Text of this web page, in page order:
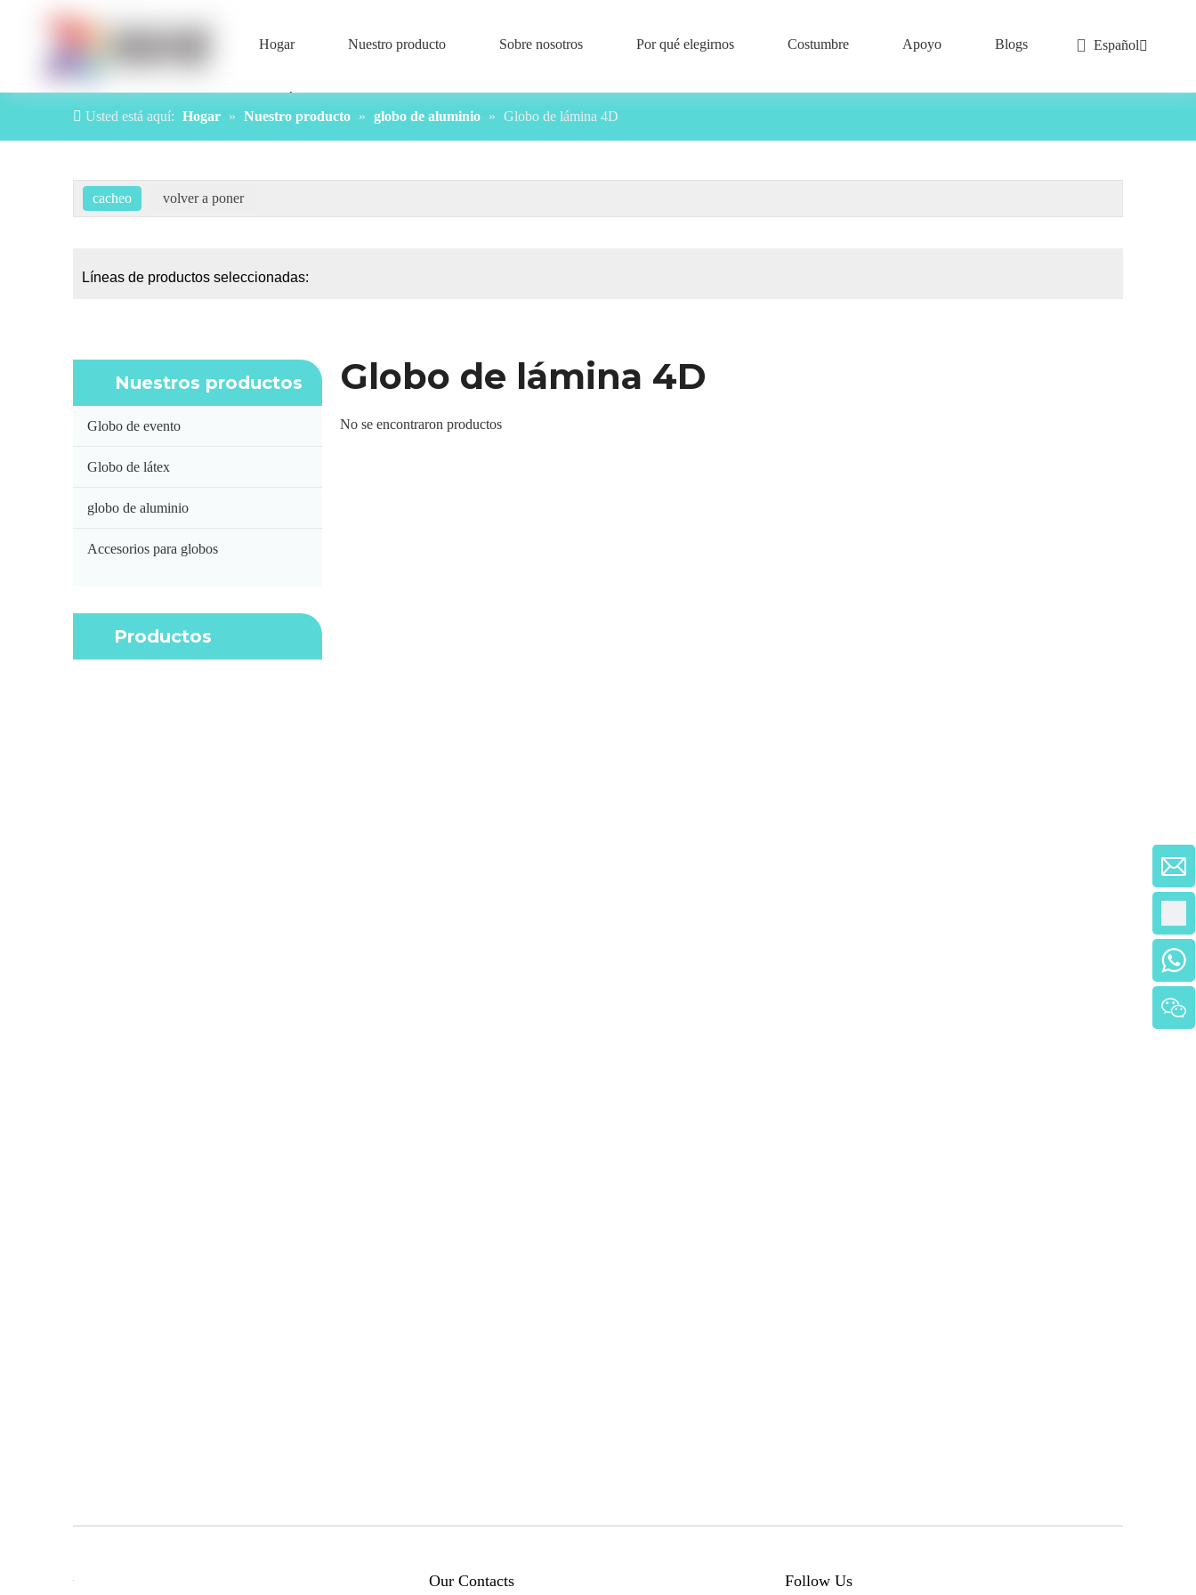
Hogar Nuestro producto Sobre nosotros Por qué elegirnos Costumbre Apoyo Blogs
Contáctenos
Español
Usted está aquí: Hogar » Nuestro producto » globo de aluminio » Globo de lámina 4D
Líneas de productos seleccionadas:
Nuestros productos
Globo de evento
Globo de látex
globo de aluminio
Accesorios para globos
Productos
Globo de lámina 4D
No se encontraron productos
Our Contacts Follow Us